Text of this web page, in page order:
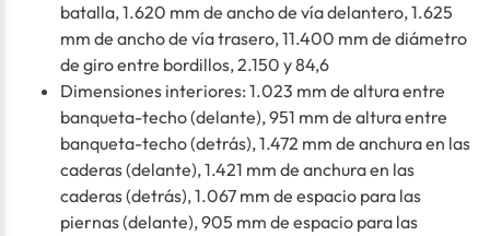
batalla, 1.620 mm de ancho de vía delantero, 1.625
mm de ancho de vía trasero, 11.400 mm de diámetro
de giro entre bordillos, 2.150 y 84,6
Dimensiones interiores: 1.023 mm de altura entre
banqueta-techo (delante), 951 mm de altura entre
banqueta-techo (detrás), 1.472 mm de anchura en las
caderas (delante), 1.421 mm de anchura en las
caderas (detrás), 1.067 mm de espacio para las
piernas (delante), 905 mm de espacio para las